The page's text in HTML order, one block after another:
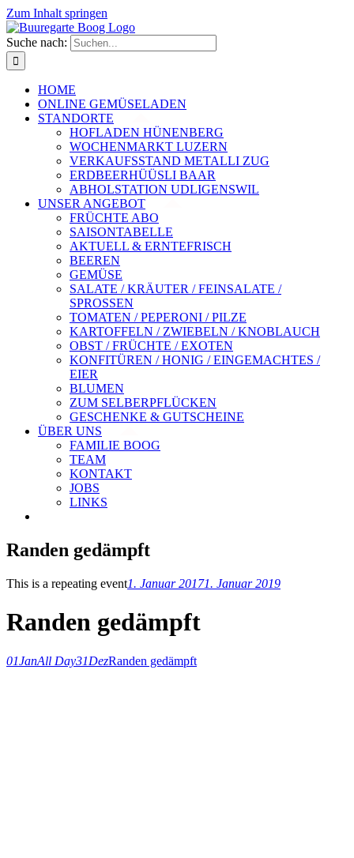
Zum Inhalt springen
Suche nach:
HOME
ONLINE GEMÜSELADEN
STANDORTE
HOFLADEN HÜNENBERG
WOCHENMARKT LUZERN
VERKAUFSSTAND METALLI ZUG
ERDBEERHÜÜSLI BAAR
ABHOLSTATION UDLIGENSWIL
UNSER ANGEBOT
FRÜCHTE ABO
SAISONTABELLE
AKTUELL & ERNTEFRISCH
BEEREN
GEMÜSE
SALATE / KRÄUTER / FEINSALATE /
SPROSSEN
TOMATEN / PEPERONI / PILZE
KARTOFFELN / ZWIEBELN / KNOBLAUCH
OBST / FRÜCHTE / EXOTEN
KONFITÜREN / HONIG / EINGEMACHTES /
EIER
BLUMEN
ZUM SELBERPFLÜCKEN
GESCHENKE & GUTSCHEINE
ÜBER UNS
FAMILIE BOOG
TEAM
KONTAKT
JOBS
LINKS
Randen gedämpft
This is a repeating event1. Januar 20171. Januar 2019
Randen gedämpft
01JanAll Day31DezRanden gedämpft